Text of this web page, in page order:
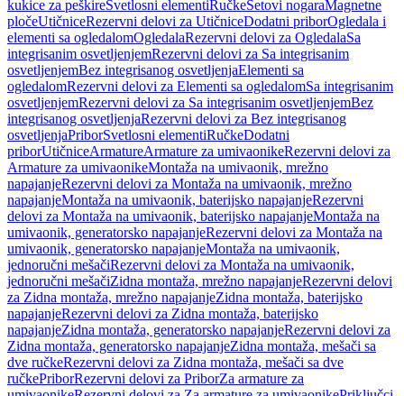
kukice za peškireSvetlosni elementiRučkeSetovi nogaraMagnetne
pločeUtičniceRezervni delovi za UtičniceDodatni priborOgledala i
elementi sa ogledalomOgledalaRezervni delovi za OgledalaSa
integrisanim osvetljenjemRezervni delovi za Sa integrisanim
osvetljenjemBez integrisanog osvetljenjaElementi sa
ogledalomRezervni delovi za Elementi sa ogledalomSa integrisanim
osvetljenjemRezervni delovi za Sa integrisanim osvetljenjemBez
integrisanog osvetljenjaRezervni delovi za Bez integrisanog
osvetljenjaPriborSvetlosni elementiRučkeDodatni
priborUtičniceArmatureArmature za umivaonikeRezervni delovi za
Armature za umivaonikeMontaža na umivaonik, mrežno
napajanjeRezervni delovi za Montaža na umivaonik, mrežno
napajanjeMontaža na umivaonik, baterijsko napajanjeRezervni
delovi za Montaža na umivaonik, baterijsko napajanjeMontaža na
umivaonik, generatorsko napajanjeRezervni delovi za Montaža na
umivaonik, generatorsko napajanjeMontaža na umivaonik,
jednoručni mešačiRezervni delovi za Montaža na umivaonik,
jednoručni mešačiZidna montaža, mrežno napajanjeRezervni delovi
za Zidna montaža, mrežno napajanjeZidna montaža, baterijsko
napajanjeRezervni delovi za Zidna montaža, baterijsko
napajanjeZidna montaža, generatorsko napajanjeRezervni delovi za
Zidna montaža, generatorsko napajanjeZidna montaža, mešači sa
dve ručkeRezervni delovi za Zidna montaža, mešači sa dve
ručkePriborRezervni delovi za PriborZa armature za